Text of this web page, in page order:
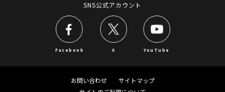
SNS公式アカウント
Facebook X YouTube
お問い合わせ
サイトマップ